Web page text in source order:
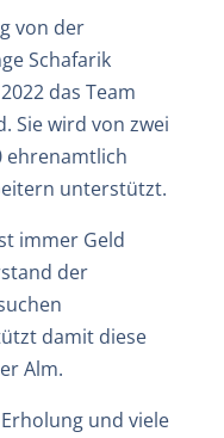
von der
Schafarik
das Team
Sie wird von zwei
ehrenamtlich
unterstützt.
immer Geld
der
damit diese
Alm.
und viele